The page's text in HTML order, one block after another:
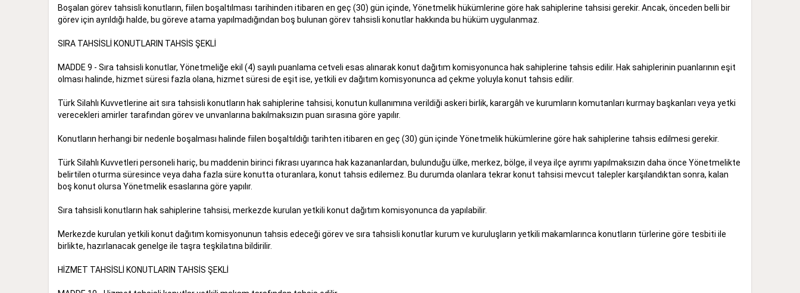
Boşalan görev tahsisli konutların, fiilen boşaltılması tarihinden itibaren en geç (30) gün içinde, Yönetmelik hükümlerine göre hak sahiplerine tahsisi gerekir. Ancak, önceden belli bir
görev için ayrıldığı halde, bu göreve atama yapılmadığından boş bulunan görev tahsisli konutlar hakkında bu hüküm uygulanmaz.
SIRA TAHSİSLİ KONUTLARIN TAHSİS ŞEKLİ
MADDE 9 - Sıra tahsisli konutlar, Yönetmeliğe ekil (4) sayılı puanlama cetveli esas alınarak konut dağıtım komisyonunca hak sahiplerine tahsis edilir. Hak sahiplerinin puanlarının eşit
olması halinde, hizmet süresi fazla olana, hizmet süresi de eşit ise, yetkili ev dağıtım komisyonunca ad çekme yoluyla konut tahsis edilir.
Türk Silahlı Kuvvetlerine ait sıra tahsisli konutların hak sahiplerine tahsisi, konutun kullanımına verildiği askeri birlik, karargâh ve kurumların komutanları kurmay başkanları veya yetki
verecekleri amirler tarafından görev ve unvanlarına bakılmaksızın puan sırasına göre yapılır.
Konutların herhangi bir nedenle boşalması halinde fiilen boşaltıldığı tarihten itibaren en geç (30) gün içinde Yönetmelik hükümlerine göre hak sahiplerine tahsis edilmesi gerekir.
Türk Silahlı Kuvvetleri personeli hariç, bu maddenin birinci fıkrası uyarınca hak kazananlardan, bulunduğu ülke, merkez, bölge, il veya ilçe ayrımı yapılmaksızın daha önce Yönetmelikte
belirtilen oturma süresince veya daha fazla süre konutta oturanlara, konut tahsis edilemez. Bu durumda olanlara tekrar konut tahsisi mevcut talepler karşılandıktan sonra, kalan
boş konut olursa Yönetmelik esaslarına göre yapılır.
Sıra tahsisli konutların hak sahiplerine tahsisi, merkezde kurulan yetkili konut dağıtım komisyonunca da yapılabilir.
Merkezde kurulan yetkili konut dağıtım komisyonunun tahsis edeceği görev ve sıra tahsisli konutlar kurum ve kuruluşların yetkili makamlarınca konutların türlerine göre tesbiti ile
birlikte, hazırlanacak genelge ile taşra teşkilatına bildirilir.
HİZMET TAHSİSLİ KONUTLARIN TAHSİS ŞEKLİ